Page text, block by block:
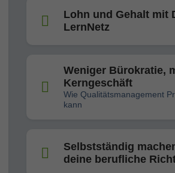
Lohn und Gehalt mit
LernNetz
Weniger Bürokratie,
Kerngeschäft
Wie Qualitätsmanagement
kann
Selbstständig
deine berufliche